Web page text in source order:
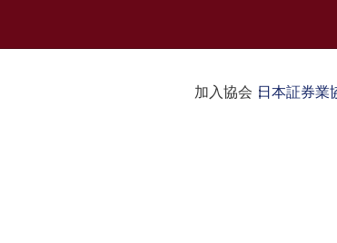
加入協会：日本証券業